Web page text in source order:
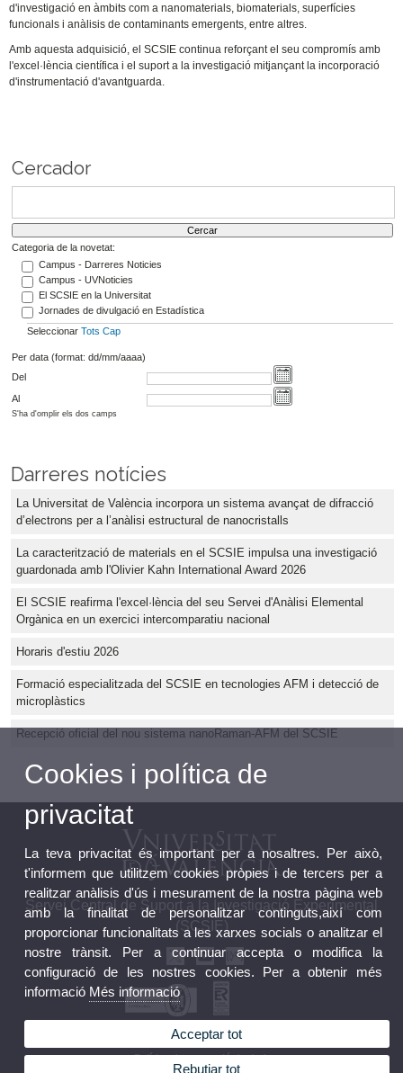
d'investigació en àmbits com a nanomaterials, biomaterials, superfícies
funcionals i anàlisis de contaminants emergents, entre altres.
Amb aquesta adquisició, el SCSIE continua reforçant el seu compromís amb
l'excel·lència científica i el suport a la investigació mitjançant la incorporació
d'instrumentació d'avantguarda.
Cercador
Categoria de la novetat:
Campus - Darreres Noticies
Campus - UVNoticies
El SCSIE en la Universitat
Jornades de divulgació en Estadística
Seleccionar Tots Cap
Per data (format: dd/mm/aaaa)
Del
Al
S'ha d'omplir els dos camps
Darreres notícies
La Universitat de València incorpora un sistema avançat de difracció
d’electrons per a l’anàlisi estructural de nanocristalls
La caracterització de materials en el SCSIE impulsa una investigació
guardonada amb l'Olivier Kahn International Award 2026
El SCSIE reafirma l'excel·lència del seu Servei d'Anàlisi Elemental
Orgànica en un exercici intercomparatiu nacional
Horaris d'estiu 2026
Formació especialitzada del SCSIE en tecnologies AFM i detecció de
microplàstics
Recepció oficial del nou sistema nanoRaman-AFM del SCSIE
Servei Central de Suport a la Investigació Experimental
(SCSIE)
Tauler oficial d'anuncis
Política de protecció de dades
Cookies i política de
privacitat
La teva privacitat és important per a nosaltres. Per això,
t'informem que utilitzem cookies pròpies i de tercers per a
realitzar anàlisis d'ús i mesurament de la nostra pàgina web
amb la finalitat de personalitzar continguts,així com
proporcionar funcionalitats a les xarxes socials o analitzar el
nostre trànsit. Per a continuar accepta o modifica la
configuració de les nostres cookies. Per a obtenir més
informació Més informació
Acceptar tot
Rebutjar tot